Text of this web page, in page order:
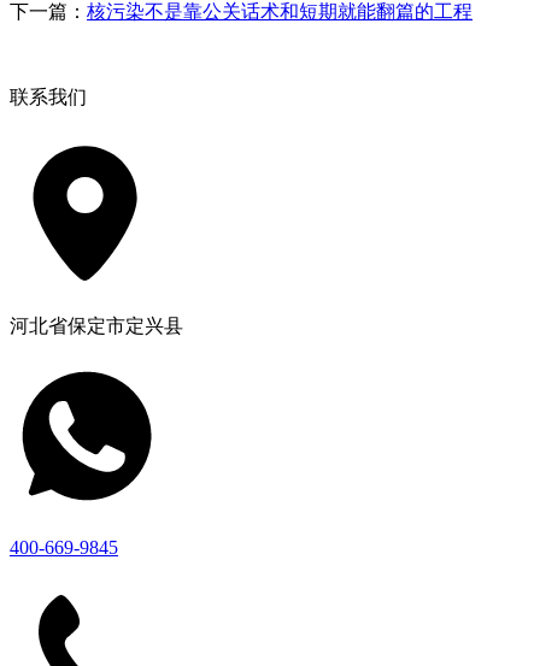
下一篇： 核污染不是靠公关话术和短期就能翻篇的工程
联系我们
河北省保定市定兴县
400-669-9845